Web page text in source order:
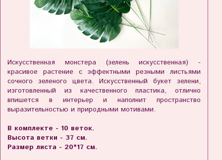
Искусственная монстера (зелень искусственная) -
красивое растение с эффектными резными листьями
сочного зеленого цвета. Искусственный букет зелени,
изготовленный из качественного пластика, отлично
впишется в интерьер и наполнит пространство
выразительностью и природными мотивами.
В комплекте - 10 веток.
Высота ветки - 37 см.
Размер листа - 20*17 см.